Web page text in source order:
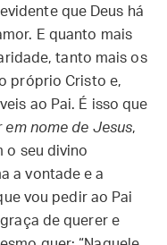
que Deus há
E quanto mais
tanto mais os
próprio Cristo e,
ao Pai. É isso que
em nome de Jesus,
o seu divino
a vontade e a
vou pedir ao Pai
de querer e